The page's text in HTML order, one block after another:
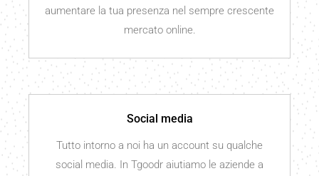
aumentare la tua presenza nel sempre crescente
mercato online.
Social media
Tutto intorno a noi ha un account su qualche
social media. In Tgoodr aiutiamo le aziende a